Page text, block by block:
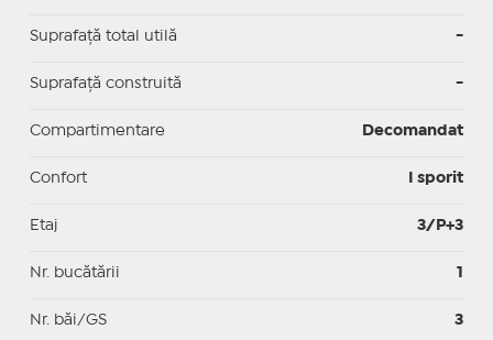
Suprafaţă total utilă -
Suprafaţă construită -
Compartimentare Decomandat
Confort I sporit
Etaj 3/P+3
Nr. bucătării 1
Nr. băi/GS 3